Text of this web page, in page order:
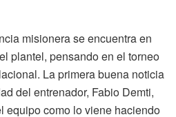
misionera se encuentra en
plantel, pensando en el torneo
La primera buena noticia
del entrenador, Fabio Demti,
equipo como lo viene haciendo